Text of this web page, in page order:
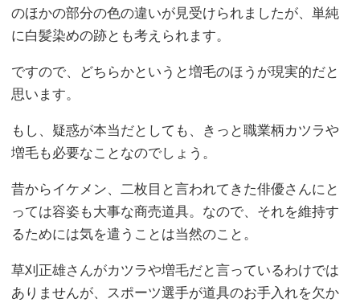
のほかの部分の色の違いが見受けられましたが、単純
に白髪染めの跡とも考えられます。
ですので、どちらかというと増毛のほうが現実的だと
思います。
もし、疑惑が本当だとしても、きっと職業柄カツラや
増毛も必要なことなのでしょう。
昔からイケメン、二枚目と言われてきた俳優さんにと
っては容姿も大事な商売道具。なので、それを維持す
るためには気を遣うことは当然のこと。
草刈正雄さんがカツラや増毛だと言っているわけでは
ありませんが、スポーツ選手が道具のお手入れを欠か